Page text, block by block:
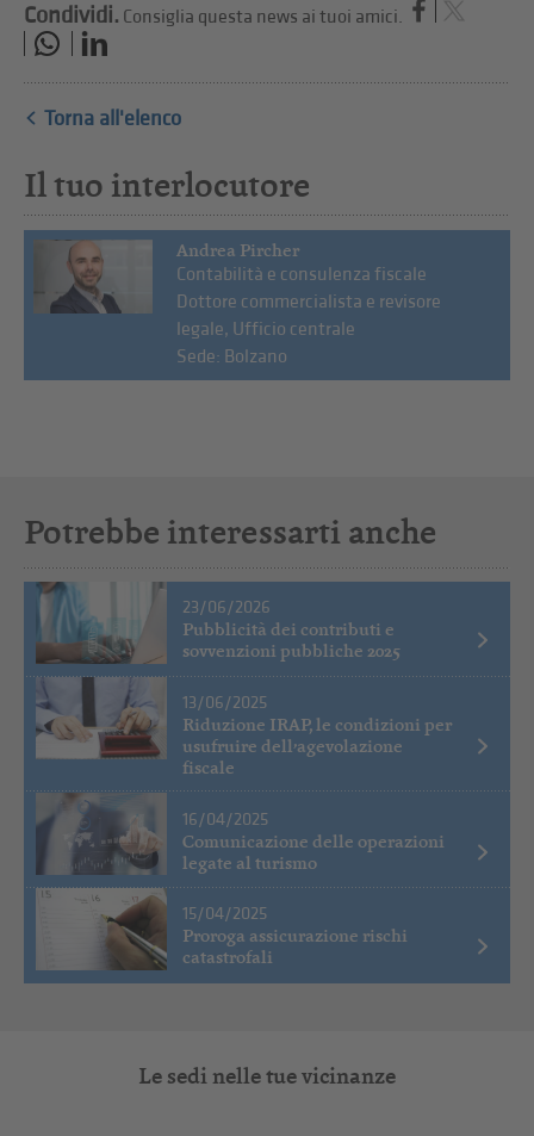
Condividi. Consiglia questa news ai tuoi amici.
Torna all'elenco
Il tuo interlocutore
Andrea Pircher
Contabilità e consulenza fiscale
Dottore commercialista e revisore
legale, Ufficio centrale
Sede: Bolzano
Potrebbe interessarti anche
23/06/2026
Pubblicità dei contributi e
sovvenzioni pubbliche 2025
13/06/2025
Riduzione IRAP, le condizioni per
usufruire dell’agevolazione
fiscale
16/04/2025
Comunicazione delle operazioni
legate al turismo
15/04/2025
Proroga assicurazione rischi
catastrofali
Le sedi nelle tue vicinanze